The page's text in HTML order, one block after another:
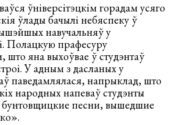
ўніверсітэцкім горадам усяго
ўлады бачылі небяспеку ў
навучальняў у
Полацкую прафесуру
што яна выхоўвае ў студэнтаў
У адным з дасланых у
паведамлялася, напрыклад, што
народных напеваў студэнты
песни, вышедшие